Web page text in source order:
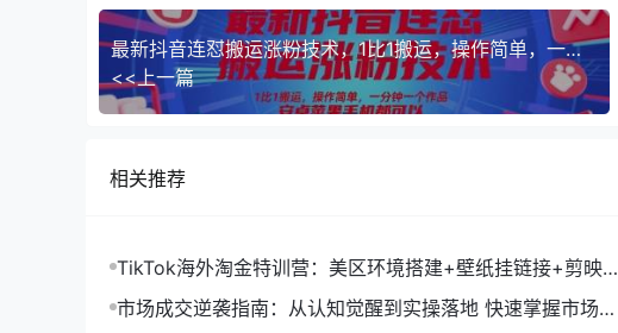
最新抖音连怼搬运涨粉技术，1比1搬运，操作简单，一分钟一个作品，安卓苹果手机都可以
<<上一篇
相关推荐
TikTok海外淘金特训营：美区环境搭建+壁纸挂链接+剪映数
字人，月入1.5万
市场成交逆袭指南：从认知觉醒到实操落地 快速掌握市场开